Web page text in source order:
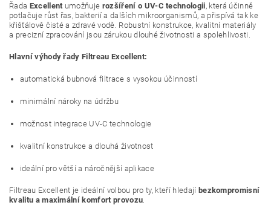
Řada Excellent umožňuje rozšíření o UV-C technologii, která účinně
potlačuje růst řas, bakterií a dalších mikroorganismů, a přispívá tak ke
křišťálově čisté a zdravé vodě. Robustní konstrukce, kvalitní materiály
a precizní zpracování jsou zárukou dlouhé životnosti a spolehlivosti.
Hlavní výhody řady Filtreau Excellent:
automatická bubnová filtrace s vysokou účinností
minimální nároky na údržbu
možnost integrace UV-C technologie
kvalitní konstrukce a dlouhá životnost
ideální pro větší a náročnější aplikace
Filtreau Excellent je ideální volbou pro ty, kteří hledají bezkompromisní
kvalitu a maximální komfort provozu